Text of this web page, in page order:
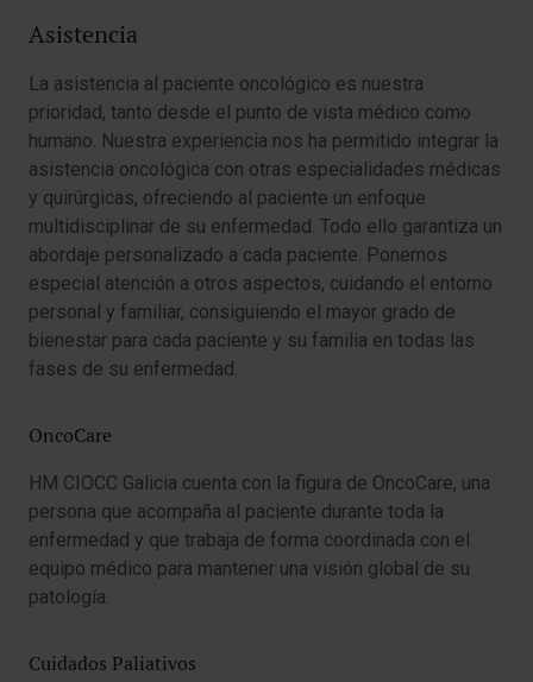
Asistencia
La asistencia al paciente oncológico es nuestra
prioridad, tanto desde el punto de vista médico como
humano. Nuestra experiencia nos ha permitido integrar la
asistencia oncológica con otras especialidades médicas
y quirúrgicas, ofreciendo al paciente un enfoque
multidisciplinar de su enfermedad. Todo ello garantiza un
abordaje personalizado a cada paciente. Ponemos
especial atención a otros aspectos, cuidando el entorno
personal y familiar, consiguiendo el mayor grado de
bienestar para cada paciente y su familia en todas las
fases de su enfermedad.
OncoCare
HM CIOCC Galicia cuenta con la figura de OncoCare, una
persona que acompaña al paciente durante toda la
enfermedad y que trabaja de forma coordinada con el
equipo médico para mantener una visión global de su
patología.
Cuidados Paliativos